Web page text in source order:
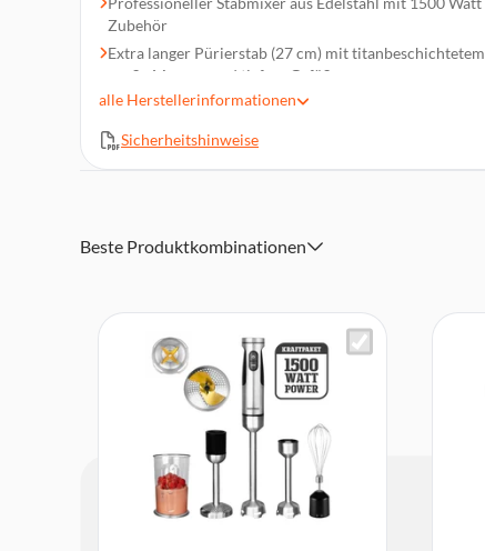
Zubehör
Extra langer Pürierstab (27 cm) mit
große Mengen und tiefere Gefäße
Vielseitiger Pürierstab (21 cm) mit titanbeschichtetem
Spezial-Stampfaufsatz für Kartoffeln & Gemüse,
und Aufstriche
20 Geschwindigkeitsstufen (900 – 14.000 U/Min.),
energieeffizient
Ergonomisches Design & extra langes 1,25 m Kabel,
Arbeiten
Einfach zu reinigen, alle abnehmbaren Teile sind
alle Herstellerinformationen
Sicherheitshinweise
Beste Produktkombinationen